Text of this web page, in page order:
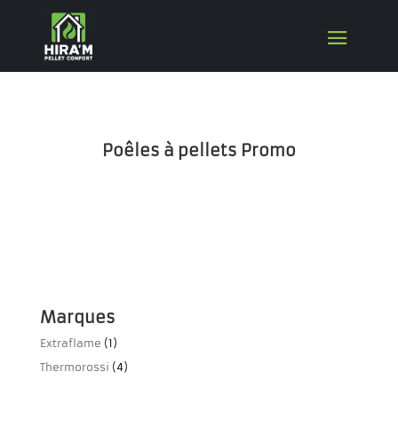
Poêles à pellets Promo
Marques
Extraflame (1)
Thermorossi (4)